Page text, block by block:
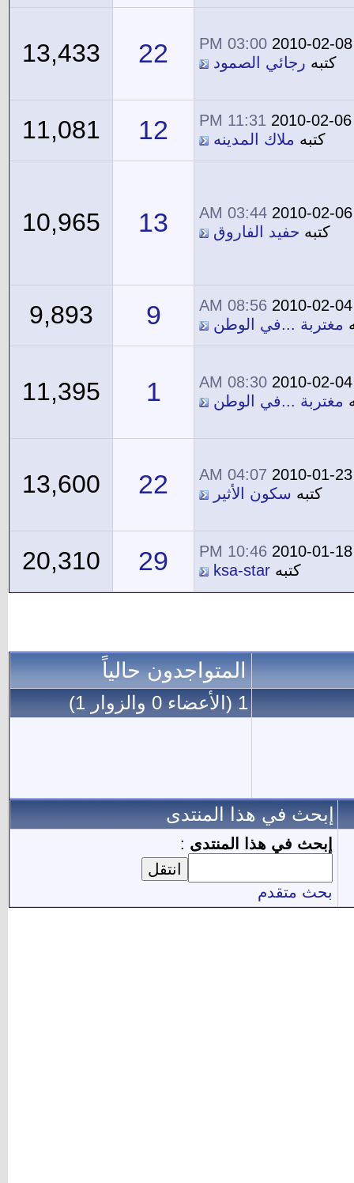
2010-02-08
03:00 PM
كتبه رجائي الصمود 22
13,433
2010-02-06
11:31 PM
كتبه ملاك المدينه 12
11,081
2010-02-06
03:44 AM
كتبه حفيد الفاروق 13
10,965
2010-02-04
08:56 AM
مغتربة ...في الوطن 9
9,893
2010-02-04
08:30 AM
مغتربة ...في الوطن 1
11,395
2010-01-23
04:07 AM
كتبه سكون الأثير 22
13,600
2010-01-18
10:46 PM
كتبه ksa-star
29
20,310
المتواجدون حالياً
1 (الأعضاء 0 والزوار 1)
إبحث في هذا المنتدى
إبحث في هذا المنتدى :
بحث متقدم